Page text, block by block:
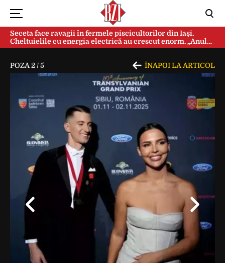
Seceta face ravagii în fermele piscicultorilor din Iași.
Cheltuielile cu energia electrică au crescut enorm. „Anul
acesta e mai grav din cauza temperaturilor foarte mari”
POZA 2 /5 ÎNAPOI LA ARTICOL